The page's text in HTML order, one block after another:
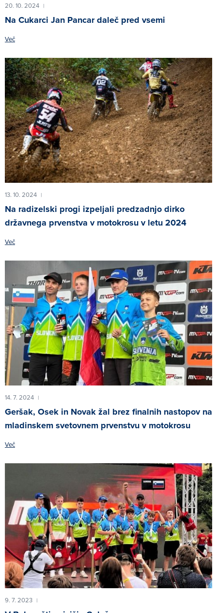
20. 10. 2024 |
Na Cukarci Jan Pancar daleč pred vsemi
Več
13. 10. 2024 |
Na radizelski progi izpeljali predzadnjo dirko
državnega prvenstva v motokrosu v letu 2024
Več
14. 7. 2024 |
Geršak, Osek in Novak žal brez finalnih nastopov na
mladinskem svetovnem prvenstvu v motokrosu
Več
9. 7. 2023 |